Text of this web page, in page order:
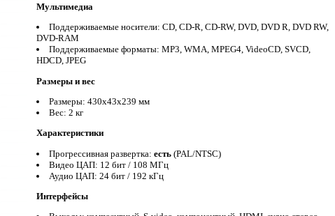
Мультимедиа
Поддерживаемые носители: CD, CD-R, CD-RW, DVD, DVD R, DVD RW,
DVD-RAM
Поддерживаемые форматы: MP3, WMA, MPEG4, VideoCD, SVCD,
HDCD, JPEG
Размеры и вес
Размеры: 430x43x239 мм
Вес: 2 кг
Характеристики
Прогрессивная развертка:есть (PAL/NTSC)
Видео ЦАП: 12 бит / 108 МГц
Аудио ЦАП: 24 бит / 192 кГц
Интерфейсы